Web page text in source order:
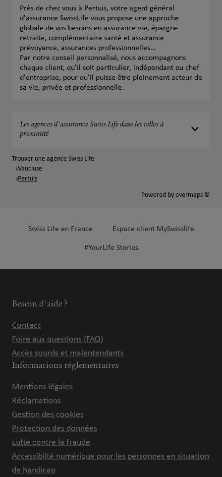
Près de chez vous à Pertuis, votre agent général
d'assurance SwissLife vous propose une approche
globale de vos besoins en assurance vie, épargne
retraite, complémentaire santé et assurance
prévoyance, assurances professionnelles...
Par notre conseil personnalisé, nous accompagnons
chaque client, qu'il soit particulier, indépendant ou chef
d'entreprise, pour qu'il puisse être pleinement acteur de
sa vie, privée et professionnelle.
Les agences d'assurance Swiss Life dans les villes à
proximité
Trouver une agence Swiss Life
Vaucluse
Pertuis
Powered by evermaps ©
Swiss Life en France Espace client MySwisslife
#YourLife Stories
Besoin d'aide ?
Contact
Foire aux questions (FAQ)
Accès sourds et malentendants
Informations réglementaires
Mentions légales
Réclamations
Gestion des cookies
Protection des données
Lutte contre la fraude
Accessibilté numérique pour les personnes en situation
de handicap